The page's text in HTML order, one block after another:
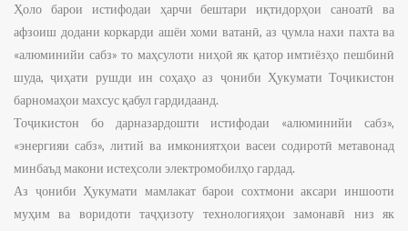
Ҳоло барои истифодаи ҳарчи бештари иқтидорҳои саноатӣ ва
афзоиш додани коркарди ашёи хоми ватанӣ, аз ҷумла нахи пахта ва
«алюминийи сабз» то маҳсулоти ниҳоӣ як қатор имтиёзҳо пешбинӣ
шуда, ҷиҳати рушди ин соҳаҳо аз ҷониби Ҳукумати Тоҷикистон
барномаҳои махсус қабул гардидаанд.
Тоҷикистон бо дарназардошти истифодаи «алюминийи сабз»,
«энергияи сабз», литий ва имкониятҳои васеи содиротӣ метавонад
минбаъд макони истеҳсоли электромобилҳо гардад.
Аз ҷониби Ҳукумати мамлакат барои сохтмони аксари иншооти
муҳим ва воридоти таҷҳизоту технологияҳои замонавӣ низ як